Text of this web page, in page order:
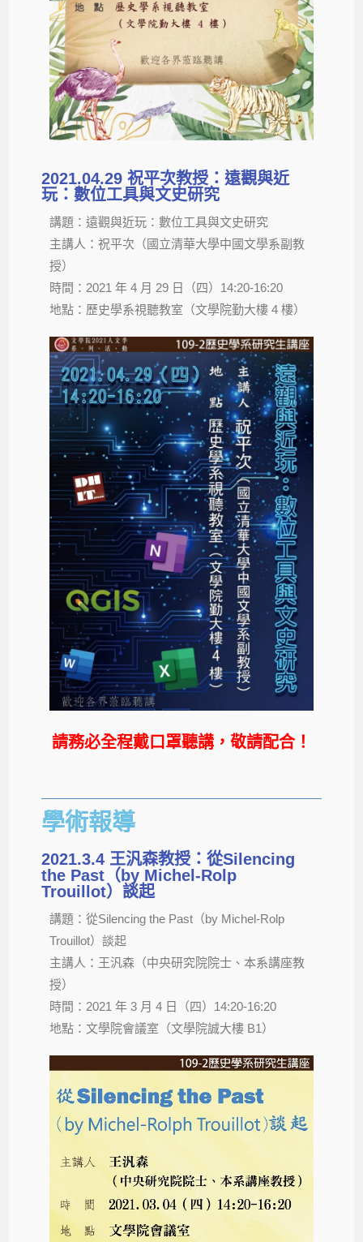
2021.04.29 祝平次教授：遠觀與近
玩：數位工具與文史研究
講題：遠觀與近玩：數位工具與文史研究
主講人：祝平次（國立清華大學中國文學系副教
授）
時間：2021 年 4 月 29 日（四）14:20-16:20
地點：歷史學系視聽教室（文學院勤大樓 4 樓）
請務必全程戴口罩聽講，敬請配合！
學術報導
2021.3.4 王汎森教授：從Silencing
the Past（by Michel-Rolp
Trouillot）談起
講題：從Silencing the Past（by Michel-Rolp
Trouillot）談起
主講人：王汎森（中央研究院院士、本系講座教
授）
時間：2021 年 3 月 4 日（四）14:20-16:20
地點：文學院會議室（文學院誠大樓 B1）